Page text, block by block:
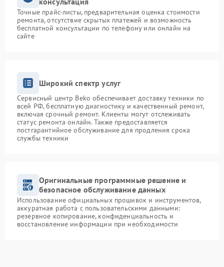
Точные прайс-листы, предварительная оценка стоимости
ремонта, отсутствие скрытых платежей и возможность
бесплатной консультации по телефону или онлайн на
сайте
Широкий спектр услуг
Сервисный центр Beko обеспечивает доставку техники по
всей РФ, бесплатную диагностику и качественный ремонт,
включая срочный ремонт. Клиенты могут отслеживать
статус ремонта онлайн. Также предоставляется
постгарантийное обслуживание для продления срока
службы техники
Оригинальные программные решение и
безопасное обслуживание данных
Использование официальных прошивок и инструментов,
аккуратная работа с пользовательскими данными:
резервное копирование, конфиденциальность и
восстановление информации при необходимости